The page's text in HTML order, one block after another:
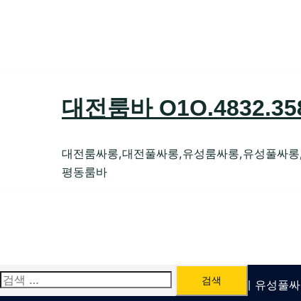
대전룸바
대전룸싸롱,대전풀싸롱,유성룸싸롱,유성풀싸
평동룸바
검
색:
유성룸싸롱 O1O.4832.3589 대전퍼블릭가라오케 유성풀